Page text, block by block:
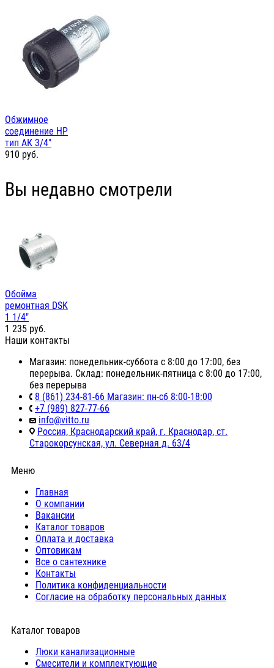
Обжимное
соединение НР
тип АК 3/4"
910 руб.
Вы недавно смотрели
Обойма
ремонтная DSK
1 1/4"
1 235 руб.
Наши контакты
Магазин: понедельник-суббота с 8:00 до 17:00, без
перерыва. Склад: понедельник-пятница с 8:00 до 17:00,
без перерыва
8 (861) 234-81-66 Магазин: пн-сб 8:00-18:00
+7 (989) 827-77-66
info@vitto.ru
Россия, Краснодарский край, г. Краснодар, ст.
Старокорсунская, ул. Северная д. 63/4
Меню
Главная
О компании
Вакансии
Каталог товаров
Оплата и доставка
Оптовикам
Все о сантехнике
Контакты
Политика конфиденциальности
Согласие на обработку персональных данных
Каталог товаров
Люки канализационные
Cмесители и комплектующие